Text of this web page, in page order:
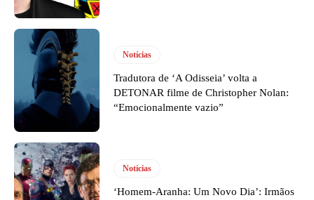
Notícias
Tradutora de ‘A Odisseia’ volta a
DETONAR filme de Christopher Nolan:
“Emocionalmente vazio”
Notícias
‘Homem-Aranha: Um Novo Dia’: Irmãos